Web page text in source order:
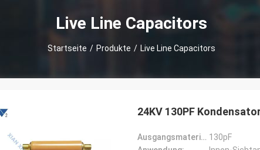
Live Line Capacitors
Startseite / Produkte / Live Line Capacitors
24KV 130PF
Ausgangsmaterial: 130pF